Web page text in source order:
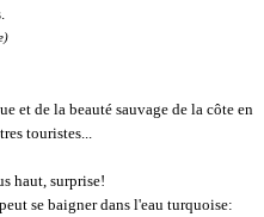
et de la beauté sauvage de la côte en
touristes...
haut, surprise!
se baigner dans l'eau turquoise: